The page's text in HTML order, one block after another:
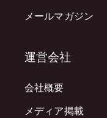
メールマガジン
運営会社
会社概要
メディア掲載